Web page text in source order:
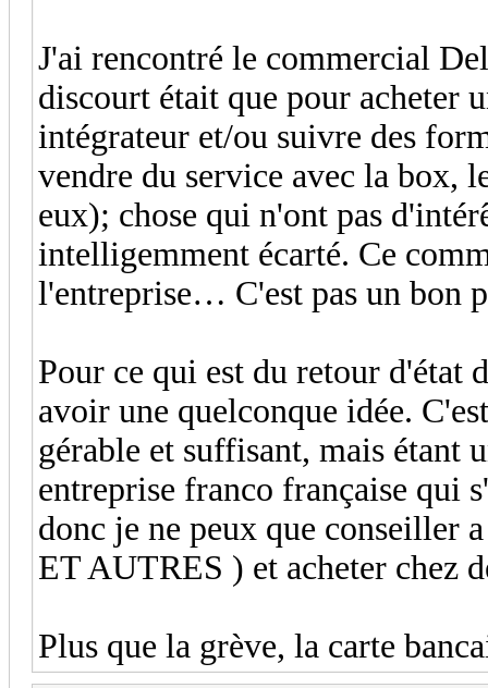
J'ai rencontré le commercial
discourt était que pour acheter
intégrateur et/ou suivre des
vendre du service avec la box,
eux); chose qui n'ont pas
intelligemment écarté. Ce
l'entreprise… C'est pas un bon
Pour ce qui est du retour d'état
avoir une quelconque idée.
gérable et suffisant, mais étant
entreprise franco française qui
donc je ne peux que conseiller
ET AUTRES ) et acheter chez
Plus que la grève, la carte